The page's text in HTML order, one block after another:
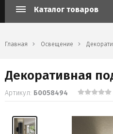
Каталог товаров
Главная Освещение
Декоративная
Артикул: Б0058494